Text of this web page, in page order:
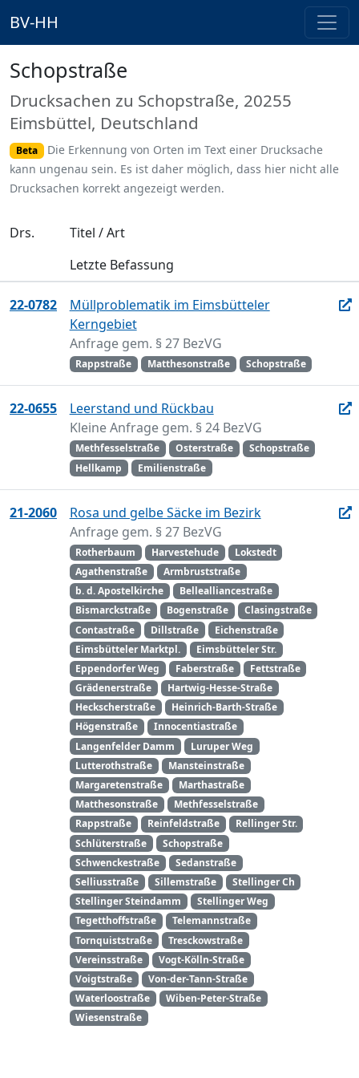
BV-HH
Schopstraße
Drucksachen zu Schopstraße, 20255
Eimsbüttel, Deutschland
Beta
Die Erkennung von Orten im Text einer Drucksache
kann ungenau sein. Es ist daher möglich, dass hier nicht alle
Drucksachen korrekt angezeigt werden.
Drs.
Titel / Art
Letzte Befassung
22-0782
Müllproblematik im Eimsbütteler
Kerngebiet
Anfrage gem. § 27 BezVG
Rappstraße Matthesonstraße Schopstraße
22-0655
Leerstand und Rückbau
Kleine Anfrage gem. § 24 BezVG
Methfesselstraße Osterstraße
Schopstraße
Hellkamp
Emilienstraße
21-2060
Rosa und gelbe Säcke im Bezirk
Anfrage gem. § 27 BezVG
Rotherbaum Harvestehude
Lokstedt
Agathenstraße
Armbruststraße
b. d. Apostelkirche
Bellealliancestraße
Bismarckstraße
Bogenstraße
Clasingstraße
Contastraße
Dillstraße
Eichenstraße
Eimsbütteler Marktpl.
Eimsbütteler Str.
Eppendorfer Weg
Faberstraße
Fettstraße
Grädenerstraße
Hartwig-Hesse-Straße
Heckscherstraße
Heinrich-Barth-Straße
Högenstraße
Innocentiastraße
Langenfelder Damm
Luruper Weg
Lutterothstraße
Mansteinstraße
Margaretenstraße
Marthastraße
Matthesonstraße
Methfesselstraße
Rappstraße
Reinfeldstraße
Rellinger Str.
Schlüterstraße
Schopstraße
Schwenckestraße
Sedanstraße
Selliusstraße
Sillemstraße
Stellinger Ch
Stellinger Steindamm
Stellinger Weg
Tegetthoffstraße
Telemannstraße
Tornquiststraße
Tresckowstraße
Vereinsstraße
Vogt-Kölln-Straße
Voigtstraße
Von-der-Tann-Straße
Waterloostraße
Wiben-Peter-Straße
Wiesenstraße